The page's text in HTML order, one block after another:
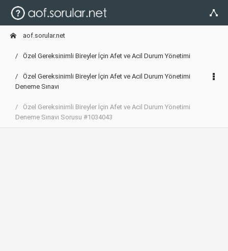
aof.sorular.net
Özel Gereksinimli Bireyler İçin Afet ve Acil Durum Yönetimi
Özel Gereksinimli Bireyler İçin Afet ve Acil Durum Yönetimi
Deneme Sınavı
Özel Gereksinimli Bireyler İçin Afet ve Acil Durum Yönetimi
Deneme Sınavı Sorusu #1034043